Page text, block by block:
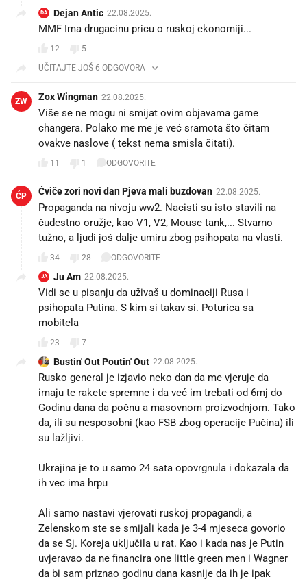
DA Dejan Antic 22.08.2025.
MMF Ima drugacinu pricu o ruskoj ekonomiji...
12
5
UČITAJTE JOŠ 6 ODGOVORA
ZW Zox Wingman 22.08.2025.
Više se ne mogu ni smijat ovim objavama game
changera. Polako me me je već sramota što čitam
ovakve naslove ( tekst nema smisla čitati).
11 1 ODGOVORITE
ĆP Ćviče zori novi dan Pjeva mali buzdovan 22.08.2025.
Propaganda na nivoju ww2. Nacisti su isto stavili na
čudestno oružje, kao V1, V2, Mouse tank,... Stvarno
tužno, a ljudi još dalje umiru zbog psihopata na vlasti.
34 28 ODGOVORITE
JA Ju Am 22.08.2025.
Vidi se u pisanju da uživaš u dominaciji Rusa i
psihopata Putina. S kim si takav si. Poturica sa
mobitela
23 7
Bustin' Out Poutin' Out 22.08.2025.
Rusko general je izjavio neko dan da me vjeruje da
imaju te rakete spremne i da već im trebati od 6mj do
Godinu dana da počnu a masovnom proizvodnjom. Tako
da, ili su nesposobni (kao FSB zbog operacije Pučina) ili
su lažljivi.
Ukrajina je to u samo 24 sata opovrgnula i dokazala da
ih vec ima hrpu
Ali samo nastavi vjerovati ruskoj propagandi, a
Zelenskom ste se smijali kada je 3-4 mjeseca govorio
da se Sj. Koreja uključila u rat. Kao i kada nas je Putin
uvjeravao da ne financira one little green men i Wagner
da bi sam priznao godinu dana kasnije da ih je ipak